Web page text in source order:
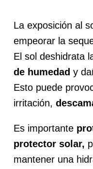
La exposición al
empeorar la
El sol deshidrata
de humedad y
Esto puede
irritación,
Es importante
protector solar,
mantener una